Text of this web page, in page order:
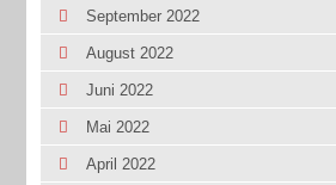
September 2022
August 2022
Juni 2022
Mai 2022
April 2022